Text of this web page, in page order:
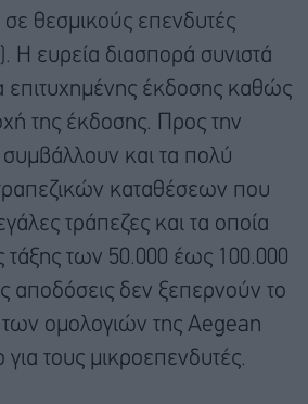
θεσμικούς επενδυτές
Η ευρεία διασπορά συνιστά
επιτυχημένης έκδοσης καθώς
της έκδοσης. Προς την
και τα πολύ
καταθέσεων που
τράπεζες και τα οποία
τάξης των 50.000 έως 100.000
αποδόσεις δεν ξεπερνούν το
των ομολογιών της Aegean
τους μικροεπενδυτές.